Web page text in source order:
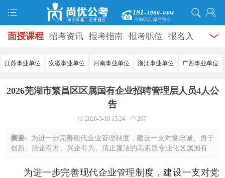
面授课程 招考资讯 报考指南 报考职位 报名入
口 打准考证 成绩查询 面试公告 录用公示 辅导
学员风采
江苏事业单位 安徽事业单位 河南事业单位 浙江事业单位 广西事业单位
2026芜湖市繁昌区区属国有企业招聘管理层人员4人公
告
2026-5-18 15:24 267
摘要: 为进一步完善现代企业管理制度，建设一支对党忠诚、勇于
创新、治企有方、兴企有为、清正廉洁的高素质专业化区属国有
理层人员4名，现将有关事项公告如下： ...
为进一步完善现代企业管理制度，建设一支对党